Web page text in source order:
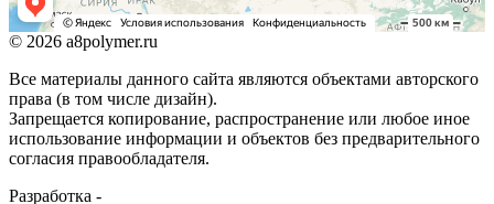
© 2026 a8polymer.ru
Все материалы данного сайта являются объектами авторского
права (в том числе дизайн).
Запрещается копирование, распространение или любое иное
использование информации и объектов без предварительного
согласия правообладателя.
Разработка -